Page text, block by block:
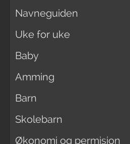
Navneguiden
Uke for uke
Baby
Amming
Barn
Skolebarn
Økonomi og permisjon